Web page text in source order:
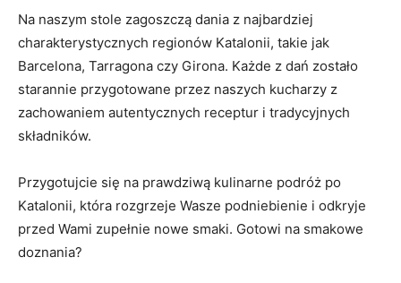
Na naszym stole zagoszczą dania z najbardziej
charakterystycznych regionów Katalonii, takie jak
Barcelona, Tarragona czy Girona. Każde z dań zostało
starannie przygotowane przez naszych kucharzy z
zachowaniem autentycznych receptur i tradycyjnych
składników.
Przygotujcie się na prawdziwą kulinarne podróż po
Katalonii, która rozgrzeje Wasze podniebienie i odkryje
przed Wami zupełnie nowe smaki. Gotowi na smakowe
doznania?